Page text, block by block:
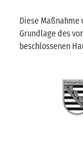
Diese
Grundlage des
beschlossenen